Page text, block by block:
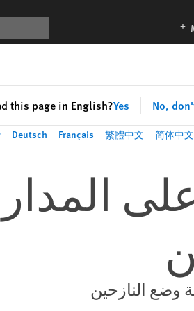
languages
this page in English?Yes No,
简体中文
繁體中文
Français
Deutsch
وضع النازحين